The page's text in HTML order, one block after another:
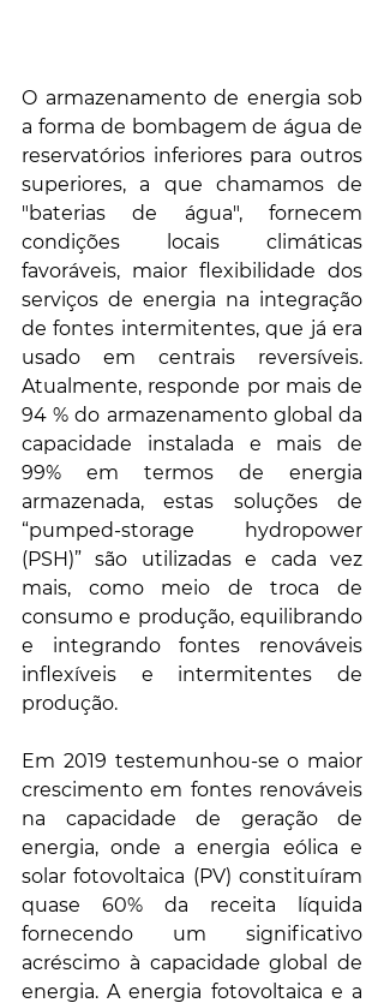
O armazenamento de energia sob
a forma de bombagem de água de
reservatórios inferiores para outros
superiores, a que chamamos de
"baterias de água", fornecem
condições locais climáticas
favoráveis, maior flexibilidade dos
serviços de energia na integração
de fontes intermitentes, que já era
usado em centrais reversíveis.
Atualmente, responde por mais de
94 % do armazenamento global da
capacidade instalada e mais de
99% em termos de energia
armazenada, estas soluções de
“pumped-storage hydropower
(PSH)” são utilizadas e cada vez
mais, como meio de troca de
consumo e produção, equilibrando
e integrando fontes renováveis
inflexíveis e intermitentes de
produção.
Em 2019 testemunhou-se o maior
crescimento em fontes renováveis
na capacidade de geração de
energia, onde a energia eólica e
solar fotovoltaica (PV) constituíram
quase 60% da receita líquida
fornecendo um significativo
acréscimo à capacidade global de
energia. A energia fotovoltaica e a